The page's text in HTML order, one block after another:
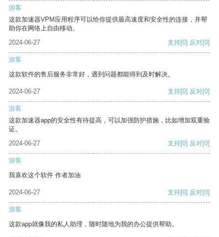
游客
这款加速器VPM应用程序可以给你提供最高速度和安全性的连接，并帮
助你在网络上自由移动。
2024-06-27
支持[0] 反对[0]
游客
这款软件的售后服务非常好，遇到问题都能得到及时解决。
2024-06-27 支持[0] 反对[0]
游客
这款加速器app的安全性有待提高，可以加强防护措施，比如增加双重验
证。
2024-06-27
支持[0] 反对[0]
游客
我喜欢这个软件 作者加油
2024-06-27 支持[0] 反对[0]
游客
这款app就像我的私人助理，随时随地为我的办公提供帮助。